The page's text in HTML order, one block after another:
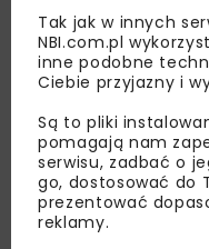
Lubisz
Zapisz się do
nas najlepsze
Tak jak w innych
NBI.com.pl
inne podobne
Ciebie przyjazny i
Są to pliki
pomagają nam
serwisu, zadbać o
go, dostosować do
prezentować
reklamy.